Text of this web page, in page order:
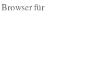
für